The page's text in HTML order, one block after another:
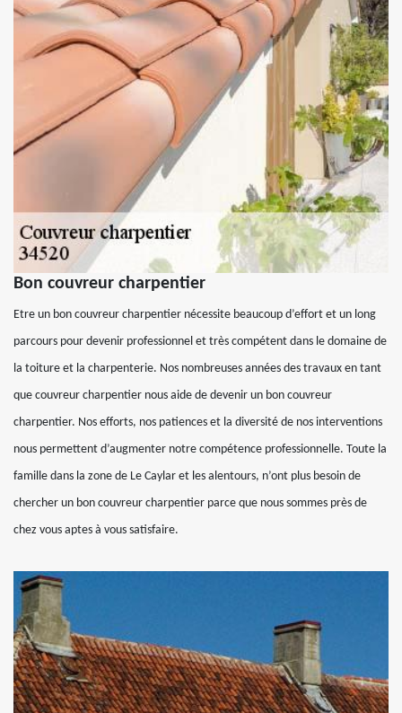
Bon couvreur charpentier
Etre un bon couvreur charpentier nécessite beaucoup d’effort et un long
parcours pour devenir professionnel et très compétent dans le domaine de
la toiture et la charpenterie. Nos nombreuses années des travaux en tant
que couvreur charpentier nous aide de devenir un bon couvreur
charpentier. Nos efforts, nos patiences et la diversité de nos interventions
nous permettent d’augmenter notre compétence professionnelle. Toute la
famille dans la zone de Le Caylar et les alentours, n’ont plus besoin de
chercher un bon couvreur charpentier parce que nous sommes près de
chez vous aptes à vous satisfaire.